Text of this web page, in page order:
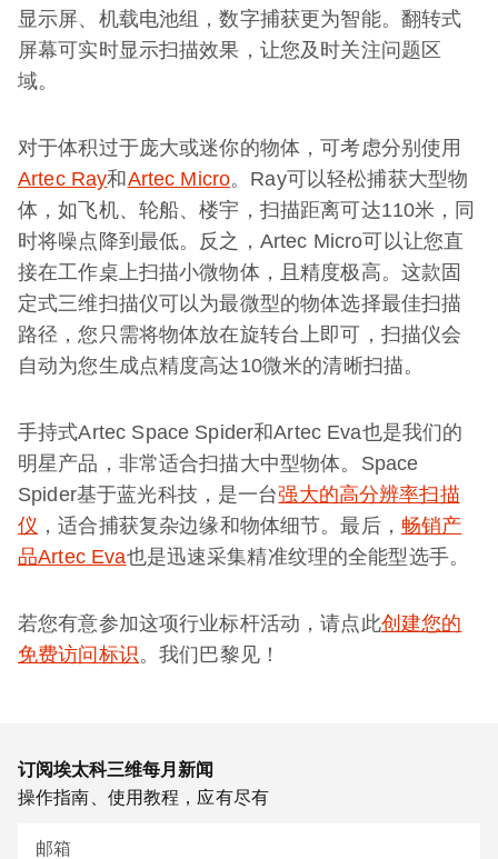
显示屏、机载电池组，数字捕获更为智能。翻转式
屏幕可实时显示扫描效果，让您及时关注问题区
域。
对于体积过于庞大或迷你的物体，可考虑分别使用
Artec Ray和Artec Micro。Ray可以轻松捕获大型物
体，如飞机、轮船、楼宇，扫描距离可达110米，同
时将噪点降到最低。反之，Artec Micro可以让您直
接在工作桌上扫描小微物体，且精度极高。这款固
定式三维扫描仪可以为最微型的物体选择最佳扫描
路径，您只需将物体放在旋转台上即可，扫描仪会
自动为您生成点精度高达10微米的清晰扫描。
手持式Artec Space Spider和Artec Eva也是我们的
明星产品，非常适合扫描大中型物体。Space
Spider基于蓝光科技，是一台强大的高分辨率扫描
仪 ，适合捕获复杂边缘和物体细节。最后， 畅销产
品Artec Eva也是迅速采集精准纹理的全能型选手。
若您有意参加这项行业标杆活动，请点此创建您的
免费访问标识 。我们巴黎见！
订阅埃太科三维每月新闻
操作指南、使用教程，应有尽有
邮箱